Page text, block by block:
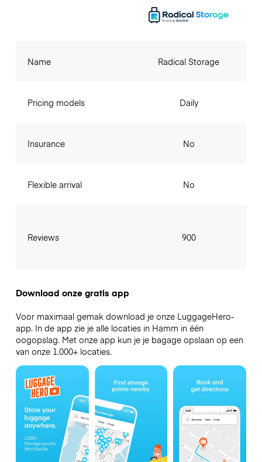
Name
Pricing models
Insurance
Flexible arrival
Reviews
Radical Storage
Daily
No
No
900
Download onze gratis app
Voor maximaal gemak download je onze LuggageHero-
app. In de app zie je alle locaties in Hamm in één
oogopslag. Met onze app kun je je bagage opslaan op een
van onze 1.000+ locaties.